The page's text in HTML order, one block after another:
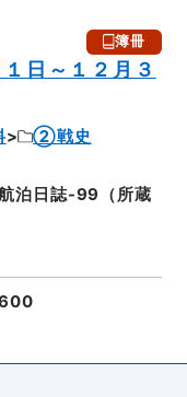
簿冊
日～１２月３
②戦史
泊日誌-99（所蔵